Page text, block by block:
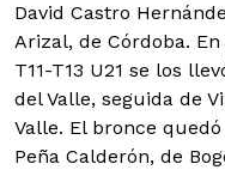
David Castro
Arizal, de Córdoba.
T11-T13 U21 se los
del Valle, seguida de
Valle. El bronce
Peña Calderón, de